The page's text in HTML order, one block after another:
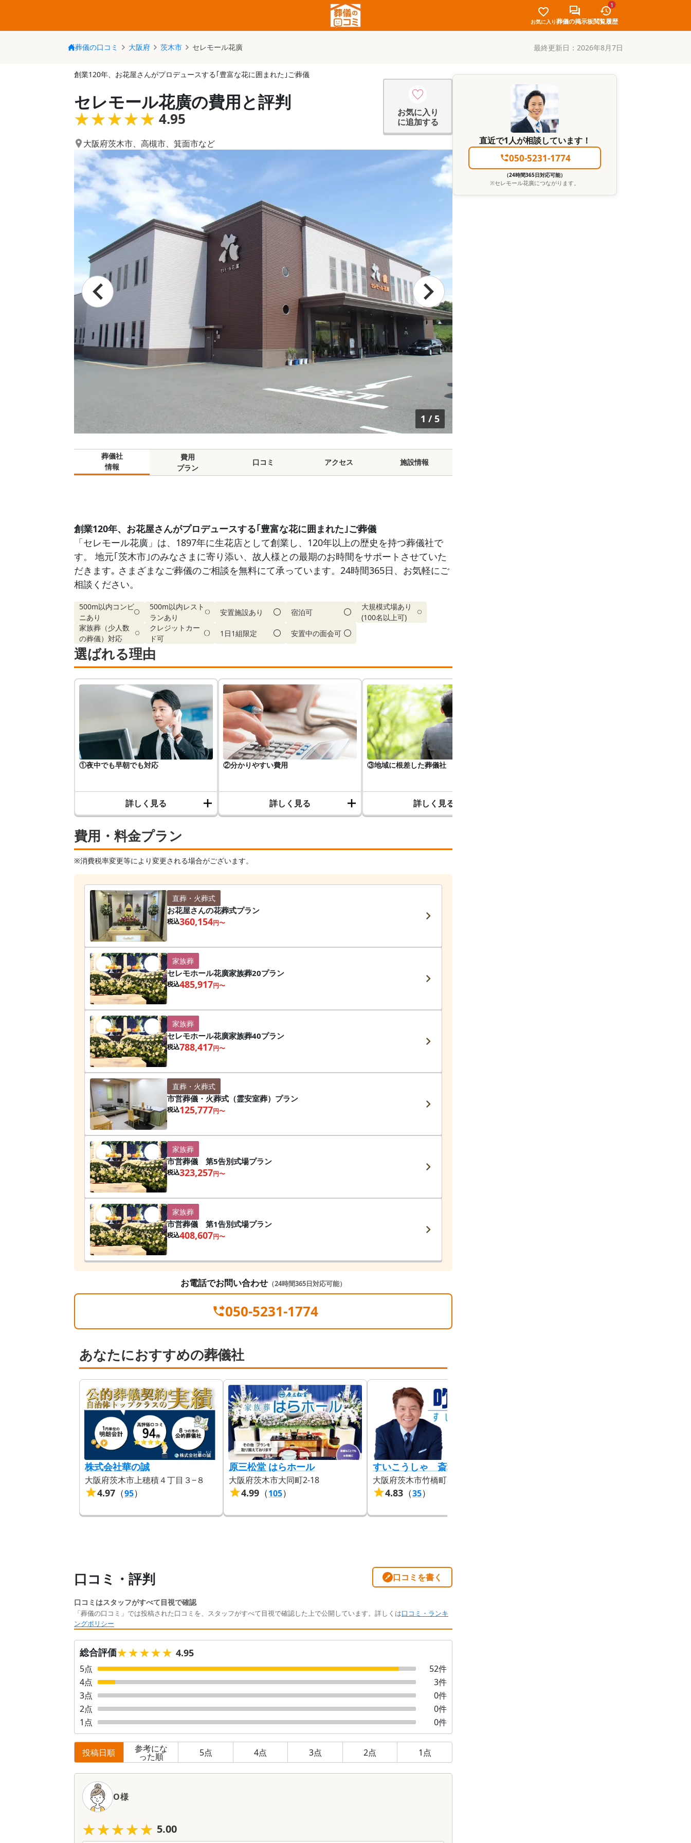
お気に入り葬儀の掲示板
1
閲覧履歴
葬儀の口コミ 大阪府 茨木市 セレモール花廣 最終更新日： 2026年8月7日
創業120年、お花屋さんがプロデュースする｢豊富な花に囲まれた｣ご葬儀
セレモール花廣の費用と評判
★★★★★
★★★★★ 4.95
お気に入り
に追加する
大阪府茨木市、 高槻市、 箕面市など
1 /5
葬儀社
情報
費用
プラン
口コミ アクセス 施設情報
費用・料金プラン
※消費税率変更等により変更される場合がございます。
直葬・火葬式
お花屋さんの花葬式プラン
税込360,154円〜
家族葬
セレモホール花廣家族葬20プラン
税込485,917円〜
家族葬
セレモホール花廣家族葬40プラン
税込788,417円〜
直葬・火葬式
市営葬儀・火葬式（霊安室葬）プラン
税込125,777円〜
家族葬
市営葬儀 第5告別式場プラン
税込323,257円〜
家族葬
市営葬儀 第1告別式場プラン
税込408,607円〜
お電話でお問い合わせ （24時間365日対応可能）
050-5231-1774
あなたにおすすめの葬儀社
株式会社華の誠
大阪府茨木市上穂積４丁目３−８
4.97 （95）
原三松堂 はらホール
大阪府茨木市大同町2-18
4.99 （105）
すいこうしゃ 斎場ホール茨木
大阪府茨木市竹橋町15-34
4.83 （35）
口コミ・評判 口コミを書く
口コミはスタッフがすべて目視で確認
「葬儀の口コミ」では投稿された口コミを、スタッフがすべて目視で確認した上で公開しています。詳しくは口コミ・ランキ
ングポリシー
総合評価★★★★★
★★★★★ 4.95
5点 52件
4点 3件
3点 0件
2点 0件
1 点 0件
投稿日順 参考にな
った順 5点 4点 3点 2点 1 点
O様
★★★★★
★★★★★ 5.00
創業120年、お花屋さんがプロデュースする｢豊富な花に囲まれた｣ご葬儀
「セレモール花廣」は、1897年に生花店として創業し、120年以上の歴史を持つ葬儀社で
す。 地元｢茨木市｣のみなさまに寄り添い、故人様との最期のお時間をサポートさせていた
だきます｡ さまざまなご葬儀のご相談を無料にて承っています。24時間365日、お気軽にご
相談ください。
500m以内コンビ
ニあり
500m以内レスト
ランあり
安置施設あり 宿泊可
大規模式場あり
(100名以上可)
家族葬（少人数
の葬儀）対応
クレジットカー
ド可
1日1組限定 安置中の面会可
選ばれる理由
①夜中でも早朝でも対応
詳しく見る
②分かりやすい費用
詳しく見る
③地域に根差した葬儀社
詳しく見る
直近で1人が相談しています！
050-5231-1774
（24時間365日対応可能）
※セレモール花廣につながります。